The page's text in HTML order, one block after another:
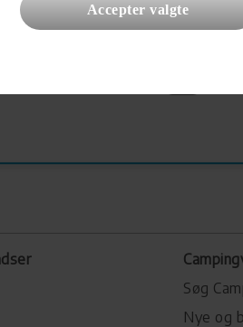
Søg
Nye og
Accepter valgte